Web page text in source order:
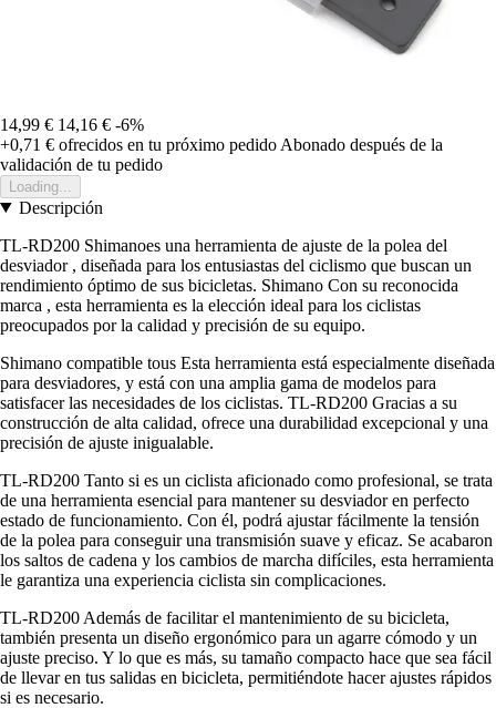
14,99 € 14,16 € -6%
+0,71 € ofrecidos en tu próximo pedido Abonado después de la
validación de tu pedido
Loading...
Descripción
TL-RD200 Shimanoes una herramienta de ajuste de la polea del
desviador , diseñada para los entusiastas del ciclismo que buscan un
rendimiento óptimo de sus bicicletas. Shimano Con su reconocida
marca , esta herramienta es la elección ideal para los ciclistas
preocupados por la calidad y precisión de su equipo.
Shimano compatible tous Esta herramienta está especialmente diseñada
para desviadores, y está con una amplia gama de modelos para
satisfacer las necesidades de los ciclistas. TL-RD200 Gracias a su
construcción de alta calidad, ofrece una durabilidad excepcional y una
precisión de ajuste inigualable.
TL-RD200 Tanto si es un ciclista aficionado como profesional, se trata
de una herramienta esencial para mantener su desviador en perfecto
estado de funcionamiento. Con él, podrá ajustar fácilmente la tensión
de la polea para conseguir una transmisión suave y eficaz. Se acabaron
los saltos de cadena y los cambios de marcha difíciles, esta herramienta
le garantiza una experiencia ciclista sin complicaciones.
TL-RD200 Además de facilitar el mantenimiento de su bicicleta,
también presenta un diseño ergonómico para un agarre cómodo y un
ajuste preciso. Y lo que es más, su tamaño compacto hace que sea fácil
de llevar en tus salidas en bicicleta, permitiéndote hacer ajustes rápidos
si es necesario.